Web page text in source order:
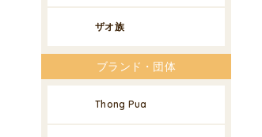
ザオ族
ブランド・団体
Thong Pua